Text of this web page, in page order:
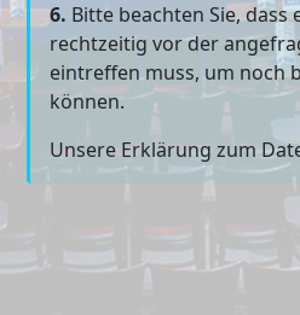
6. Bitte beachten Sie,
rechtzeitig vor der
eintreffen muss, um noch
können.
Unsere Erklärung zum